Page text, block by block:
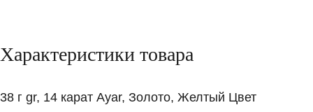
Характеристики товара
38 г gr, 14 карат Ayar, Золото, Желтый Цвет